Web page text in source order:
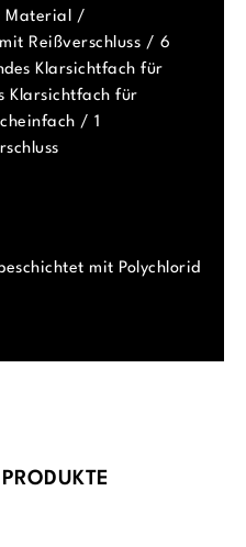
Material /
Reißverschluss / 6
Klarsichtfach für
Klarsichtfach für
/ 1
mit Polychlorid